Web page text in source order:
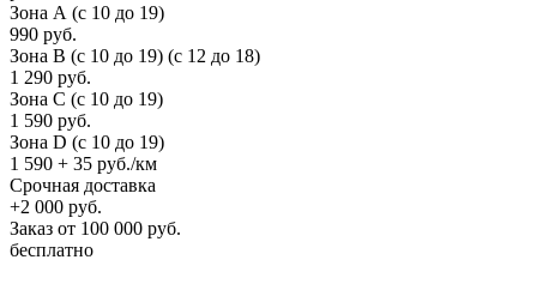
Зона А (c 10 до 19)
990 руб.
Зона B (c 10 до 19) (c 12 до 18)
1 290 руб.
Зона C (c 10 до 19)
1 590 руб.
Зона D (c 10 до 19)
1 590 + 35 руб./км
Срочная доставка
+2 000 руб.
Заказ от 100 000 руб.
бесплатно